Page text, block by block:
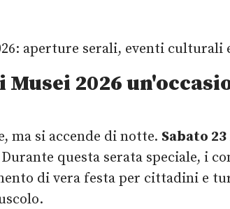
aperture serali, eventi
Musei 2026
ma si accende di notte. Sabato
Durante questa serata speciale, i
di vera festa per cittadini e